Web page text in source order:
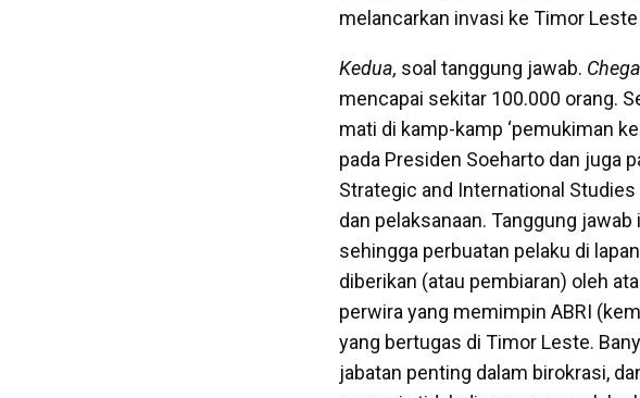
melancarkan invasi ke Timor
Kedua, soal tanggung jawab.
mencapai sekitar 100.000 orang.
mati di kamp-kamp ‘pemukiman
pada Presiden Soeharto dan juga
Strategic and International
dan pelaksanaan. Tanggung
sehingga perbuatan pelaku di
diberikan (atau pembiaran) oleh
perwira yang memimpin ABRI
yang bertugas di Timor Leste.
jabatan penting dalam birokrasi,